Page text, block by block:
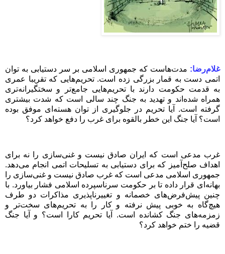
غلام‌رضا: مدت‌هاست که جمهوری اسلامی بر سر دستیابی به توان
اتمی دست به قمار بزرگی زده است. تحریم‌هایی که تقریبا عمری
به قدمت حکومت دارند با تحریم‌هایی جامع‌تر و سختگیرانه‌تری
همراه شده‌اند و تهدید به جنگ چند سالی است که شدت بیشتری
گرفته است. آیا تحریم در جلوگیری از توان هسته‌ای موفق بوده
است؟ آیا جنگ این خطر بالقوه برای غرب را دفع خواهد کرد؟
غرب مدعی است که ایران صادق نیست و غنی‌سازی را نه برای
اهداف صلح‌آمیز که برای دستیابی به تسلیحات اتمی انجام می‌دهد.
جمهوری اسلامی مدعی است که غرب صادق نیست و غنی‌سازی را
بهانه‌ای قرار داده تا بر حکومت سرناسپرده اسلامی فشار بیاورد. با
چنین پیش‌فرض‌های خصمانه و تغییرناپذیری مذاکرات دو طرف
هیچ‌گاه به خوبی پیش نرفته و کار را به تحریم‌های سخت‌تر و
زمزمه‌های جنگ کشانده است. آیا تحریم کارا است؟ و آیا جنگ
قضیه را ختم خواهد کرد؟